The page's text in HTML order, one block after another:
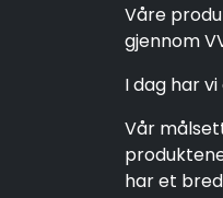
Våre
gjennom
I dag har
Vår
har et